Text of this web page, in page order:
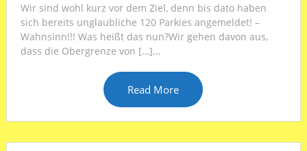
Wir sind wohl kurz vor dem Ziel, denn bis dato haben
sich bereits unglaubliche 120 Parkies angemeldet! –
Wahnsinn!!! Was heißt das nun?Wir gehen davon aus,
dass die Obergrenze von […]...
Read More